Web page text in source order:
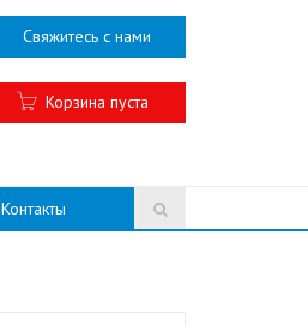
Свяжитесь с нами
Корзина пуста
Контакты